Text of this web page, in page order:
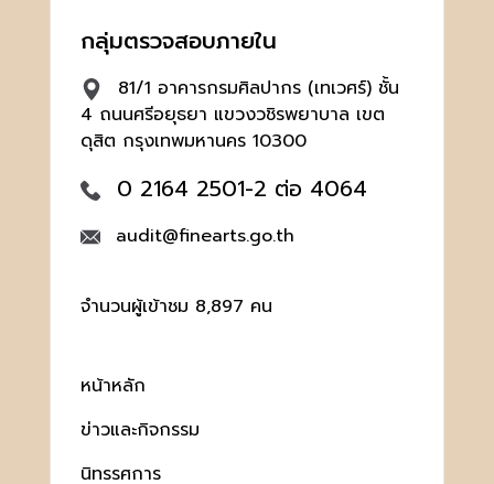
กลุ่มตรวจสอบภายใน
81/1 อาคารกรมศิลปากร (เทเวศร์) ชั้น
4 ถนนศรีอยุธยา แขวงวชิรพยาบาล เขต
ดุสิต กรุงเทพมหานคร 10300
0 2164 2501-2 ต่อ 4064
audit@finearts.go.th
จำนวนผู้เข้าชม 8,897 คน
หน้าหลัก
ข่าวและกิจกรรม
นิทรรศการ